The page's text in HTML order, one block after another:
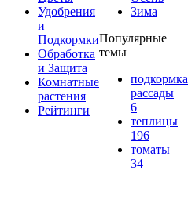
Удобрения
и
Подкормки
Обработка
и Защита
Комнатные
растения
Рейтинги
Зима
Популярные
темы
подкормка
рассады
6
теплицы
196
томаты
34